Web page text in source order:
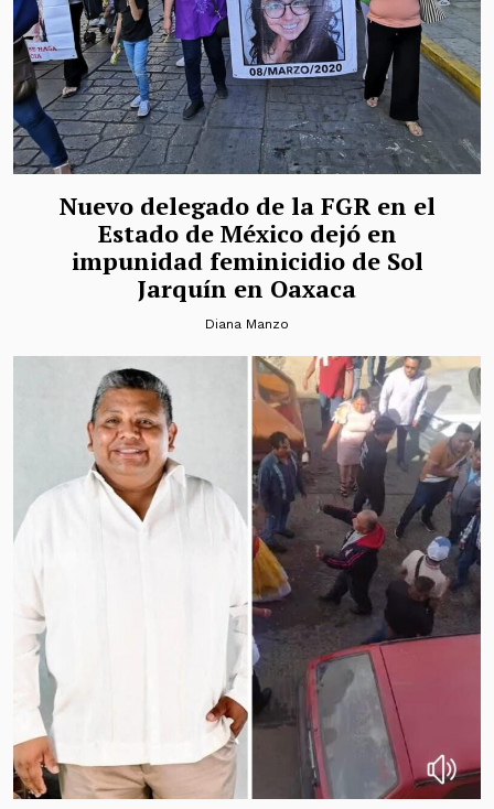
Nuevo delegado de la FGR en el
Estado de México dejó en
impunidad feminicidio de Sol
Jarquín en Oaxaca
Diana Manzo